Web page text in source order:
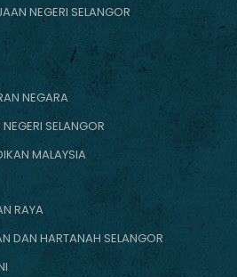
NEGERI SELANGOR
NEGARA
SELANGOR
MALAYSIA
RAYA
DAN HARTANAH SELANGOR